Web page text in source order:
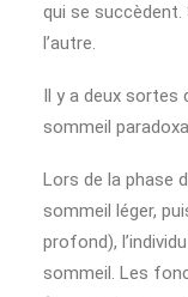
qui se succèdent.
l’autre.
Il y a deux sortes
sommeil
Lors de la phase
sommeil léger,
profond),
sommeil. Les